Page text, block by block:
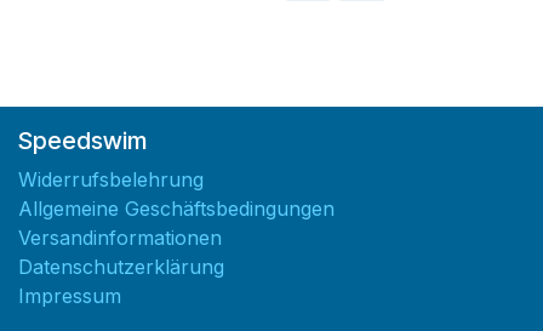
Speedswim
Widerrufsbelehrung
Allgemeine Geschäftsbedingungen
Versandinformationen
Datenschutzerklärung
Impressum